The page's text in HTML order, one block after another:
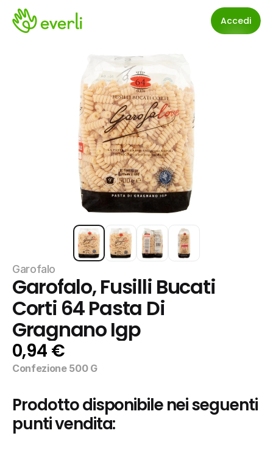
Accedi
Garofalo
Garofalo, Fusilli Bucati
Corti 64 Pasta Di
Gragnano Igp
0,94 €
Confezione 500 G
Prodotto disponibile nei seguenti
punti vendita: